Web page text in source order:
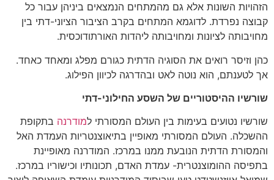
הזהויות השונות אלא גם מהמתחים הנמצאים ביניהן עבור כל
קבוצה נפרדת. לדוגמא המתחים בקרב הציבור הציוני-דתי בין
מחויבותה לציונות ומחויבותה ליהדות האורתודוכסית.
כהן וזיסר רואים את הסוגיה הדתית כגורם מפלג ומאחד כאחד.
אך לטענתם, הוא נוטה לאט ובהדרגה לכיוון הפילוג.
שורשיו ההיסטוריים של השסע החילוני-דתי
שורשיו נטועים בעימות בין העולם המסורתי למודרנה בתקופת
ההשכלה. העולם המסורתי מאופיין בתיאוצנטריות העמדת האל
והמסורת הדתית הנובעת ממנו במרכז. המודרנה מאופיינת
בתפיסה ההומוצנטרית- עמדת האדם, תכונותיו וכישוריו במרכז.